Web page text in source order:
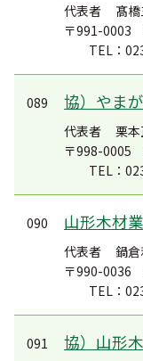
代表者
髙
〒991-0003
TEL：
089 協）やま
代表者
栗
〒998-0005
TEL：
090 山形木材
代表者
鍋
〒990-0036
TEL：
091 協）山形